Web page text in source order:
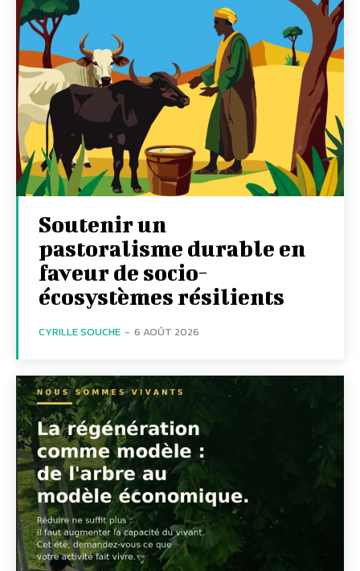
Soutenir un
pastoralisme durable en
faveur de socio-
écosystèmes résilients
CYRILLE SOUCHE - 6 AOÛT 2026